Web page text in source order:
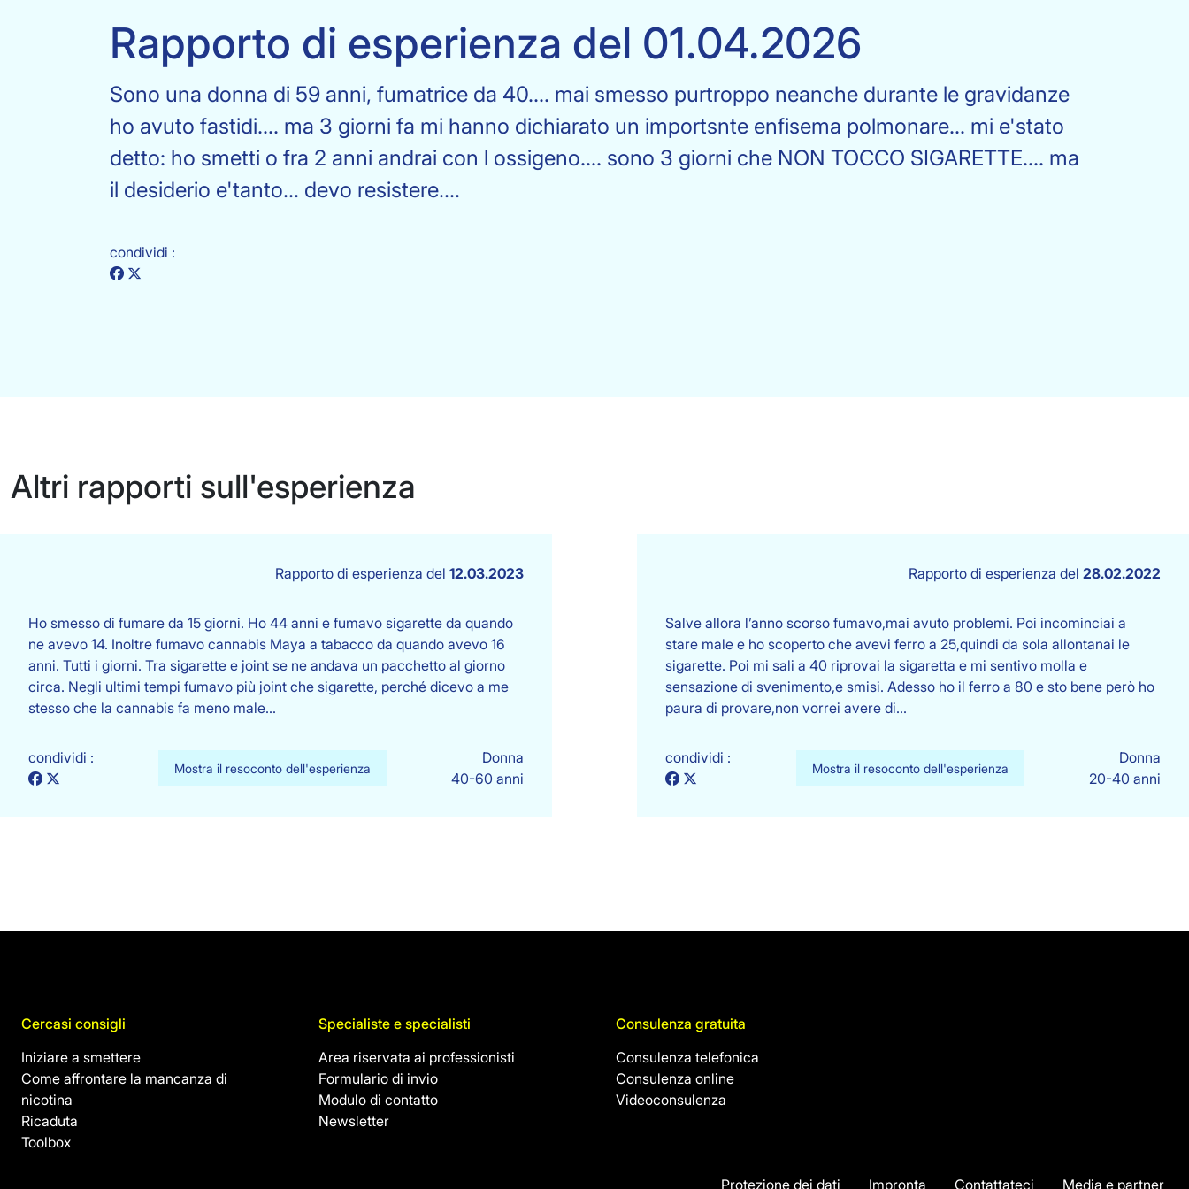
Rapporto di esperienza del 01.04.2026
Sono una donna di 59 anni, fumatrice da 40.... mai smesso purtroppo neanche durante le gravidanze
ho avuto fastidi.... ma 3 giorni fa mi hanno dichiarato un importsnte enfisema polmonare... mi e'stato
detto: ho smetti o fra 2 anni andrai con l ossigeno.... sono 3 giorni che NON TOCCO SIGARETTE.... ma
il desiderio e'tanto... devo resistere....
condividi :
Altri rapporti sull'esperienza
Rapporto di esperienza del 12.03.2023
Ho smesso di fumare da 15 giorni. Ho 44 anni e fumavo sigarette da quando
ne avevo 14. Inoltre fumavo cannabis Maya a tabacco da quando avevo 16
anni. Tutti i giorni. Tra sigarette e joint se ne andava un pacchetto al giorno
circa. Negli ultimi tempi fumavo più joint che sigarette, perché dicevo a me
stesso che la cannabis fa meno male…
condividi :
Mostra il resoconto dell'esperienza
Donna
40-60 anni
Rapporto di esperienza del 28.02.2022
Salve allora l’anno scorso fumavo,mai avuto problemi. Poi incominciai a
stare male e ho scoperto che avevi ferro a 25,quindi da sola allontanai le
sigarette. Poi mi sali a 40 riprovai la sigaretta e mi sentivo molla e
sensazione di svenimento,e smisi. Adesso ho il ferro a 80 e sto bene però ho
paura di provare,non vorrei avere di…
condividi :
Mostra il resoconto dell'esperienza
Donna
20-40 anni
Cercasi consigli
Iniziare a smettere
Come affrontare la mancanza di
nicotina
Ricaduta
Toolbox
Specialiste e specialisti
Area riservata ai professionisti
Formulario di invio
Modulo di contatto
Newsletter
Consulenza gratuita
Consulenza telefonica
Consulenza online
Videoconsulenza
Protezione dei dati Impronta Contattateci Media e partner